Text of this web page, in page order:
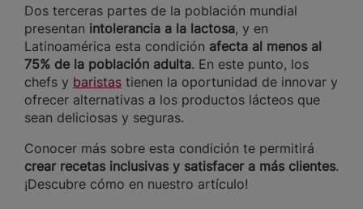
Dos terceras partes de la población mundial
presentan intolerancia a la lactosa, y en
Latinoamérica esta condición afecta al menos al
75% de la población adulta. En este punto, los
chefs y baristas tienen la oportunidad de innovar y
ofrecer alternativas a los productos lácteos que
sean deliciosas y seguras.
Conocer más sobre esta condición te permitirá
crear recetas inclusivas y satisfacer a más clientes.
¡Descubre cómo en nuestro artículo!